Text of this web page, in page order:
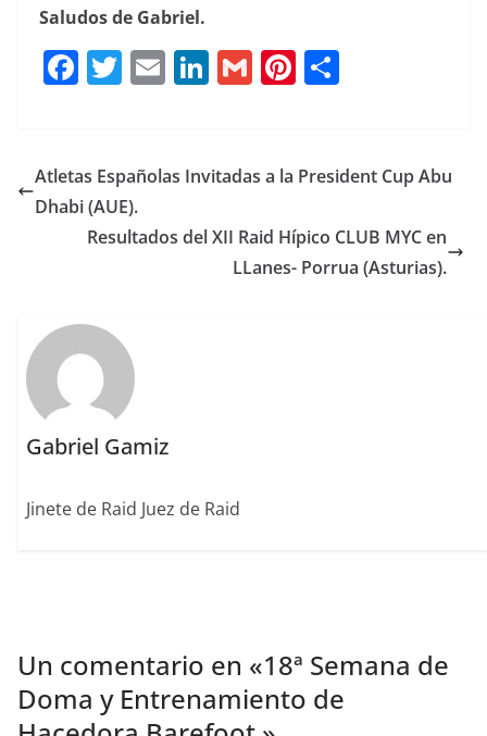
Saludos de Gabriel.
F
e
b
o
T
te
r
E
l
Li
e
n
G
l
Pi
rep
rt
ir
Atletas Españolas Invitadas a la President Cup Abu
Dhabi (AUE).
Resultados del XII Raid Hípico CLUB MYC en
LLanes- Porrua (Asturias).
Gabriel Gamiz
Jinete de Raid Juez de Raid
Un comentario en «18ª Semana de
Doma y Entrenamiento de